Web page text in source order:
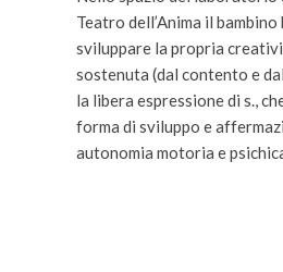
Teatro dell’Anima il
sviluppare la propria
sostenuta (dal contento e
la libera espressione di s.,
forma di sviluppo e
autonomia motoria e